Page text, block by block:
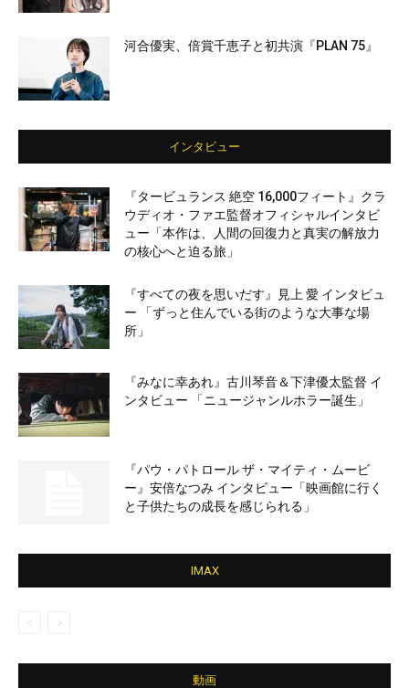
河合優実、倍賞千恵子と初共演『PLAN 75』
インタビュー
『タービュランス 絶空 16,000フィート』クラ
ウディオ・ファエ監督オフィシャルインタビ
ュー「本作は、人間の回復力と真実の解放力
の核心へと迫る旅」
『すべての夜を思いだす』見上 愛 インタビュ
ー 「ずっと住んでいる街のような大事な場
所」
『みなに幸あれ』古川琴音＆下津優太監督 イ
ンタビュー 「ニュージャンルホラー誕生」
『パウ・パトロール ザ・マイティ・ムービ
ー』安倍なつみ インタビュー「映画館に行く
と子供たちの成長を感じられる」
IMAX
動画